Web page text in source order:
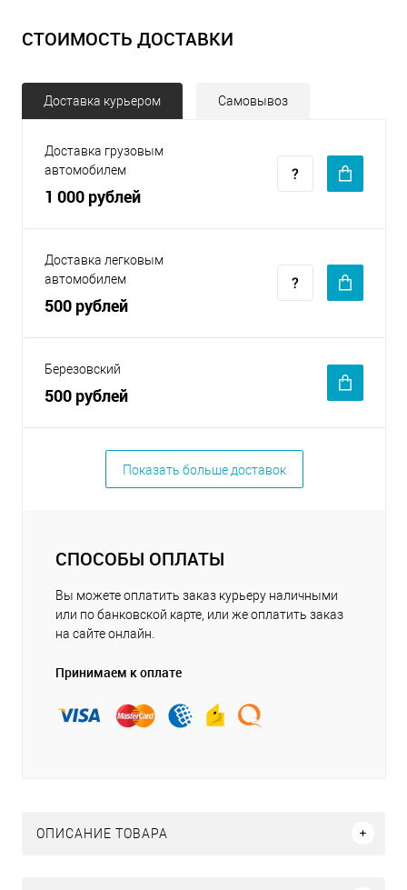
СТОИМОСТЬ ДОСТАВКИ
Доставка курьером Самовывоз
Доставка грузовым
автомобилем
1 000 рублей
Доставка легковым
автомобилем
500 рублей
Березовский
500 рублей
Показать больше доставок
СПОСОБЫ ОПЛАТЫ
Вы можете оплатить заказ курьеру наличными
или по банковской карте, или же оплатить заказ
на сайте онлайн.
Принимаем к оплате
ОПИСАНИЕ ТОВАРА